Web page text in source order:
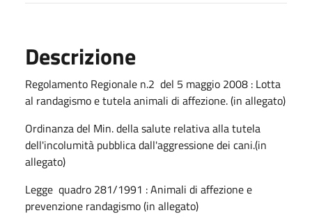
Descrizione
​​​​​​​​​​​Regolamento Regionale n.2 del 5 maggio 2008 : Lotta
al randagismo e tutela animali di affezione. (in allegato)
Ordinanza del Min. della salute relativa alla tutela
dell'incolumità pubblica dall'aggressione dei cani.(in
allegato)
Legge quadro 281/1991 : Animali di affezione e
prevenzione randagismo (in allegato)